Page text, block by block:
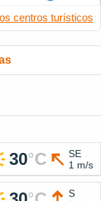
centros turísticos
30°C
SE
1 m/s
S